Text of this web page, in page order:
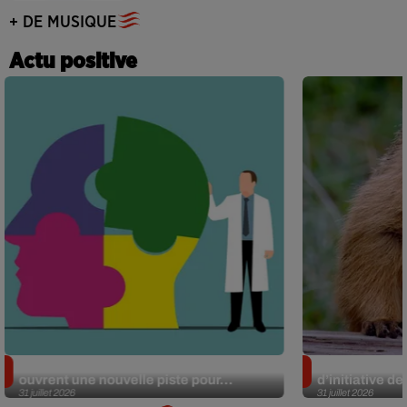
+ DE MUSIQUE
Actu positive
31 juillet 2026
ouvrent une nouvelle piste pour...
31 juillet 2026
d’initiative